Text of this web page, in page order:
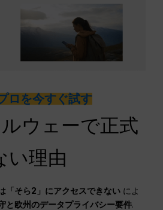
ロを今すぐ試す
ウェーで正式
い理由
「そら2」にアクセスできない によ
と欧州のデータプライバシー要件.